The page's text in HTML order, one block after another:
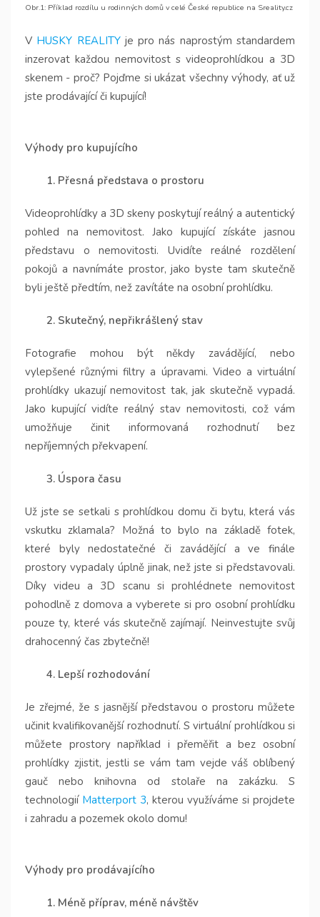
Obr.1: Příklad rozdílu u rodinných domů v celé České republice na Sreality.cz
V HUSKY REALITYje pro nás naprostým standardem
inzerovat každou nemovitost s videoprohlídkou a 3D
skenem - proč? Pojďme si ukázat všechny výhody, ať už
jste prodávající či kupující!
Výhody pro kupujícího
1. Přesná představa o prostoru
Videoprohlídky a 3D skeny poskytují reálný a autentický
pohled na nemovitost. Jako kupující získáte jasnou
představu o nemovitosti. Uvidíte reálné rozdělení
pokojů a navnímáte prostor, jako byste tam skutečně
byli ještě předtím, než zavítáte na osobní prohlídku.
2. Skutečný, nepřikrášlený stav
Fotografie mohou být někdy zavádějící, nebo
vylepšené různými filtry a úpravami. Video a virtuální
prohlídky ukazují nemovitost tak, jak skutečně vypadá.
Jako kupující vidíte reálný stav nemovitosti, což vám
umožňuje činit informovaná rozhodnutí bez
nepříjemných překvapení.
3. Úspora času
Už jste se setkali s prohlídkou domu či bytu, která vás
vskutku zklamala? Možná to bylo na základě fotek,
které byly nedostatečné či zavádějící a ve finále
prostory vypadaly úplně jinak, než jste si představovali.
Díky videu a 3D scanu si prohlédnete nemovitost
pohodlně z domova a vyberete si pro osobní prohlídku
pouze ty, které vás skutečně zajímají. Neinvestujte svůj
drahocenný čas zbytečně!
4. Lepší rozhodování
Je zřejmé, že s jasnější představou o prostoru můžete
učinit kvalifikovanější rozhodnutí. S virtuální prohlídkou si
můžete prostory například i přeměřit a bez osobní
prohlídky zjistit, jestli se vám tam vejde váš oblíbený
gauč nebo knihovna od stolaře na zakázku. S
technologií Matterport 3, kterou využíváme si projdete
i zahradu a pozemek okolo domu!
Výhody pro prodávajícího
1. Méně příprav, méně návštěv